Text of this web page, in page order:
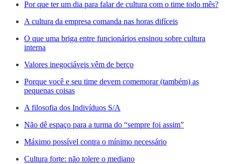
Por que ter um dia para falar de cultura com o time todo mês?
A cultura da empresa comanda nas horas difíceis
O que uma briga entre funcionários ensinou sobre cultura
interna
Valores inegociáveis vêm de berço
Porque você e seu time devem comemorar (também) as
pequenas coisas
A filosofia dos Indivíduos S/A
Não dê espaço para a turma do “sempre foi assim”
Máximo possível contra o mínimo necessário
Cultura forte: não tolere o mediano